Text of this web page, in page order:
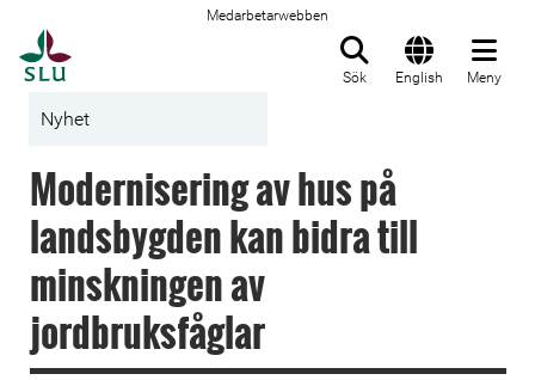
Medarbetarwebben
Sök English Meny
Nyhet
Modernisering av hus på
landsbygden kan bidra till
minskningen av
jordbruksfåglar